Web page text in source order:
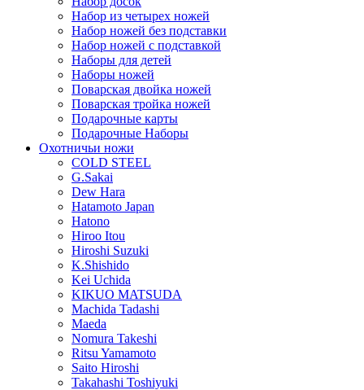
Набор из четырех ножей
Набор ножей без подставки
Набор ножей с подставкой
Наборы для детей
Наборы ножей
Поварская двойка ножей
Поварская тройка ножей
Подарочные карты
Подарочные Наборы
Охотничьи ножи
COLD STEEL
G.Sakai
Dew Hara
Hatamoto Japan
Hatono
Hiroo Itou
Hiroshi Suzuki
K.Shishido
Kei Uchida
KIKUO MATSUDA
Machida Tadashi
Maeda
Nomura Takeshi
Ritsu Yamamoto
Saito Hiroshi
Takahashi Toshiyuki